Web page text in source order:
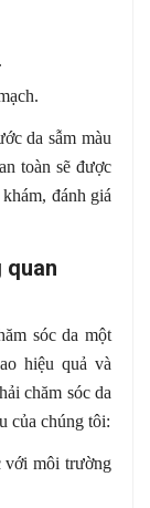
da sẫm màu
toàn sẽ được
đánh giá
quan
sóc da một
hiệu quả và
chăm sóc da
của chúng tôi:
với môi trường